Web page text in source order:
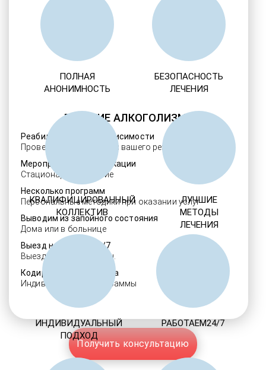
ЛЕЧЕНИЕ АЛКОГОЛИЗМА
Реабилитация алкозависимости
Проверенные ребцентры вашего региона
Мероприятия детоксикации
Стационарное лечение
Несколько программ
Персональные методики при оказании услуг
Выводим из запойного состояния
Дома или в больнице
Выезд нарколога 24/7
Выезд в течение 30 мин.
Кодировка алкоголизма
Индивидуальные программы
Получить консультацию
ПОЛНАЯ
АНОНИМНОСТЬ
БЕЗОПАСНОСТЬ
ЛЕЧЕНИЯ
КВАЛИФИЦИРОВАННЫЙ
КОЛЛЕКТИВ
ЛУЧШИЕ
МЕТОДЫ
ЛЕЧЕНИЯ
ИНДИВИДУАЛЬНЫЙ
ПОДХОД
РАБОТАЕМ24/7